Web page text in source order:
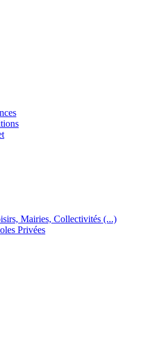
Mairies, Collectivités (...)
Privées